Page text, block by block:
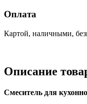
Оплата
Картой, наличными,
Описание
Смеситель для